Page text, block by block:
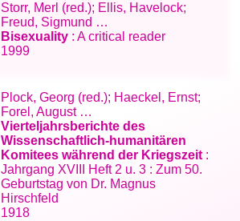
Storr, Merl (red.); Ellis, Havelock;
Freud, Sigmund …
Bisexuality : A critical reader
1999
Plock, Georg (red.); Haeckel, Ernst;
Forel, August …
Vierteljahrsberichte des
Wissenschaftlich-humanitären
Komitees während der Kriegszeit :
Jahrgang XVIII Heft 2 u. 3 : Zum 50.
Geburtstag von Dr. Magnus
Hirschfeld
1918